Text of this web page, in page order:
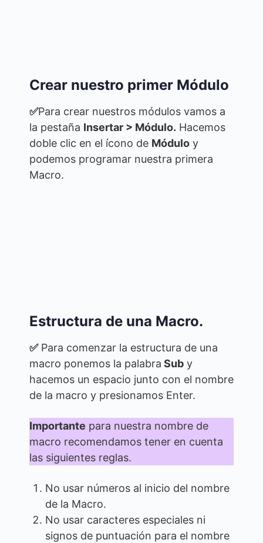
Crear nuestro primer Módulo
✅Para crear nuestros módulos vamos a
la pestaña Insertar > Módulo. Hacemos
doble clic en el ícono de Módulo y
podemos programar nuestra primera
Macro.
Estructura de una Macro.
✅Para comenzar la estructura de una
macro ponemos la palabra Sub y
hacemos un espacio junto con el nombre
de la macro y presionamos Enter.
Importante para nuestra nombre de
macro recomendamos tener en cuenta
las siguientes reglas.
No usar números al inicio del nombre
de la Macro.
No usar caracteres especiales ni
signos de puntuación para el nombre